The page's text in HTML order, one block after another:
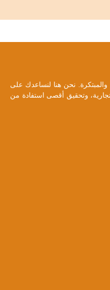
والمبتكرة. نحن هنا لنساعدك على
وتحقيق أقصى استفادة من